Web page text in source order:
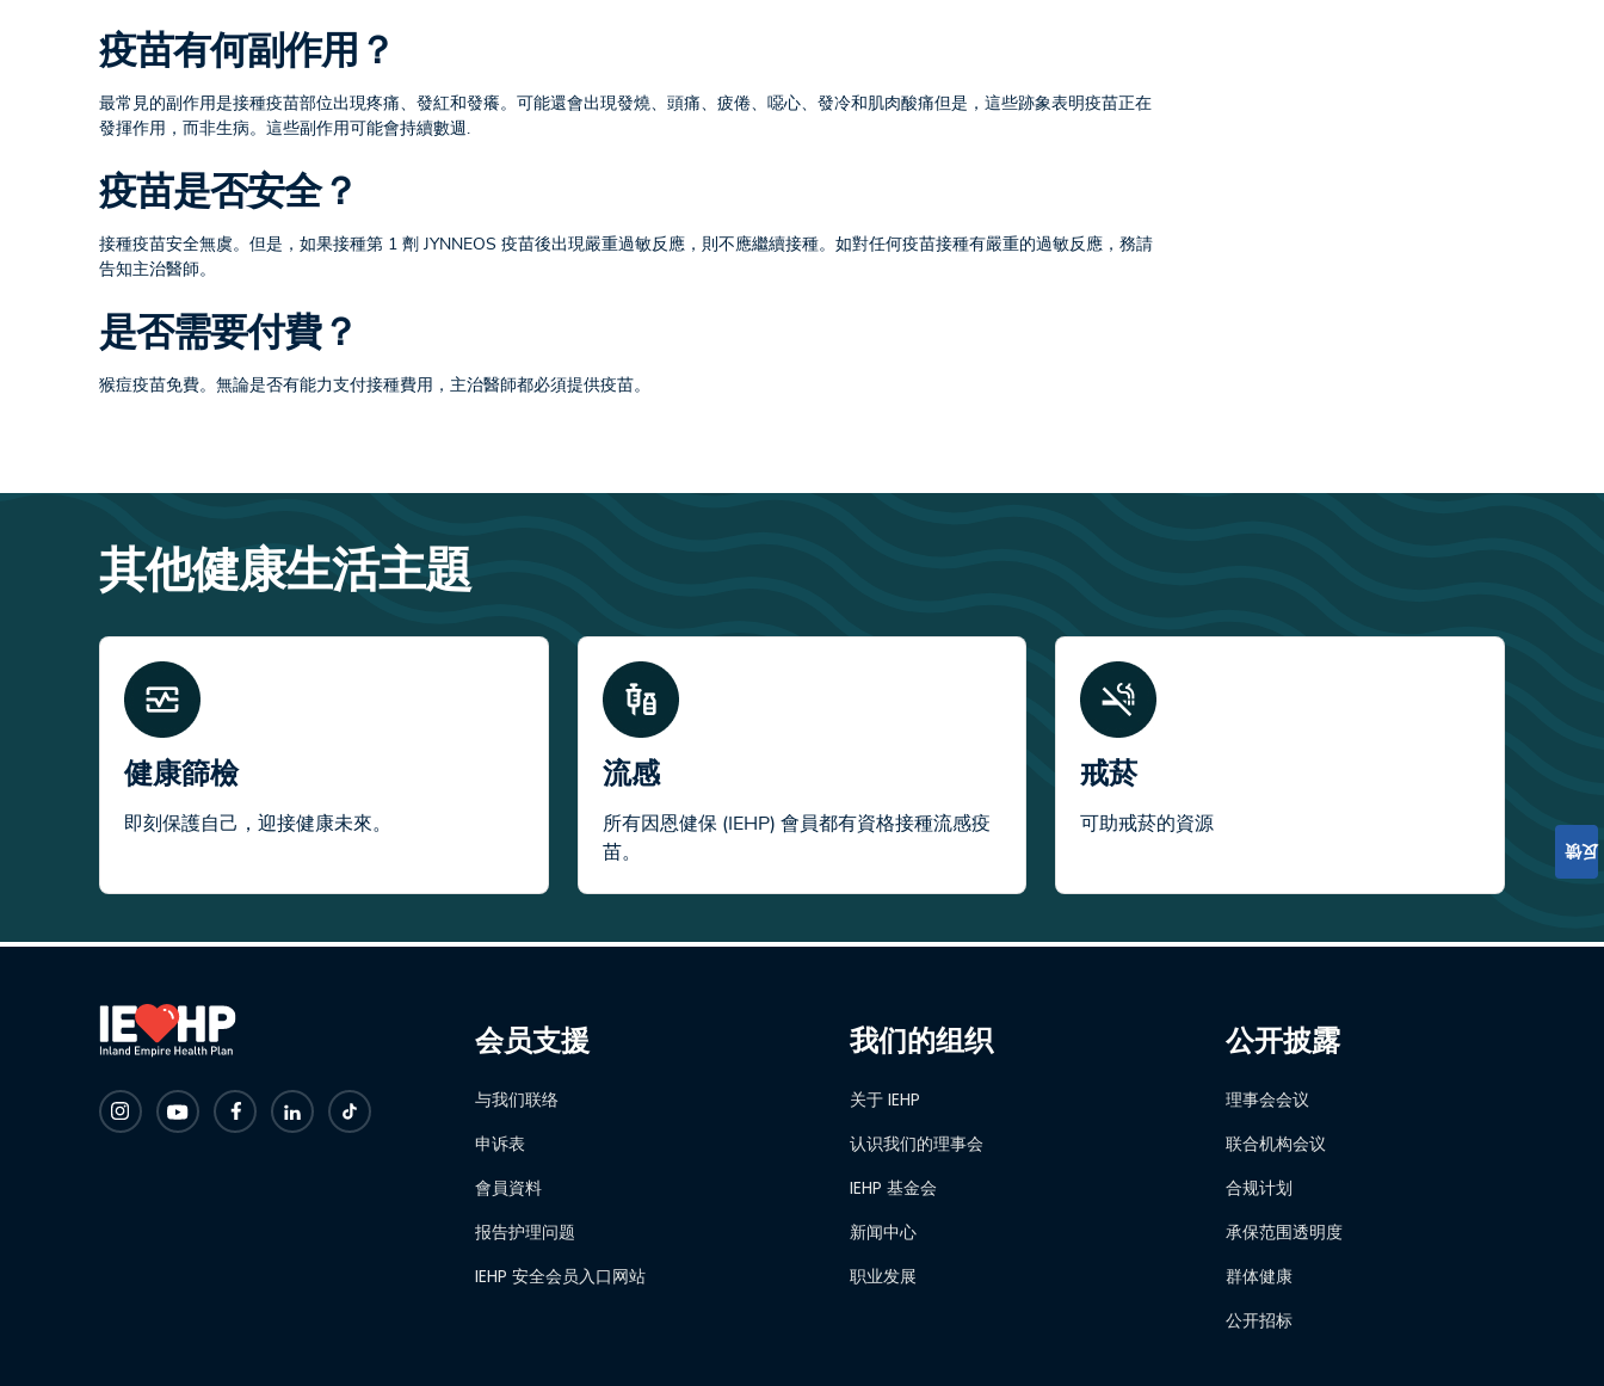
疫苗有何副作用？
最常見的副作用是接種疫苗部位出現疼痛、發紅和發癢。可能還會出現發燒、頭痛、疲倦、噁心、發冷和肌肉酸痛但是，這些跡象表明疫苗正在
發揮作用，而非生病。這些副作用可能會持續數週.
疫苗是否安全？
接種疫苗安全無虞。但是，如果接種第 1 劑 JYNNEOS 疫苗後出現嚴重過敏反應，則不應繼續接種。如對任何疫苗接種有嚴重的過敏反應，務請
告知主治醫師。
是否需要付費？
猴痘疫苗免費。無論是否有能力支付接種費用，主治醫師都必須提供疫苗。
其他健康生活主題
健康篩檢
即刻保護自己，迎接健康未來。
流感
所有因恩健保 (IEHP) 會員都有資格接種流感疫
苗。
戒菸
可助戒菸的資源
会员支援
与我们联络
申诉表
會員資料
报告护理问题
IEHP 安全会员入口网站
我们的组织
关于 IEHP
认识我们的理事会
IEHP 基金会
新闻中心
职业发展
公开披露
理事会会议
联合机构会议
合规计划
承保范围透明度
群体健康
公开招标